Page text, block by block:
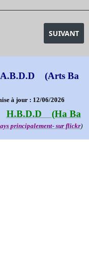
KOKOSCHKA -UN
ARTICLE
SUIVANT
A.B.D.D (Arts Ba
à jour : 12/06/2026
H.B.D.D (Ha Ba
principalement- sur flickr)